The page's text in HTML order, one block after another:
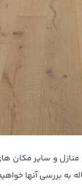
منازل و سایر
به بررسی آنها